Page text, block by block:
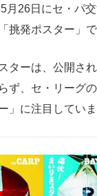
と気になるネットの話題
26日にセ・パ交
挑発ポスター」で
ターは、公開さ
ず、セ・リーグ
」に注目していま